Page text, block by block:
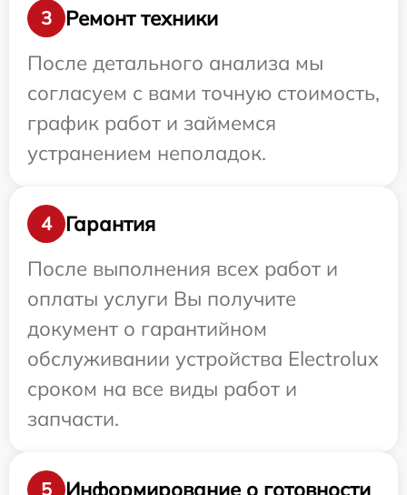
3
Ремонт техники
После детального анализа мы
согласуем с вами точную стоимость,
график работ и займемся
устранением неполадок.
4
Гарантия
После выполнения всех работ и
оплаты услуги Вы получите
документ о гарантийном
обслуживании устройства Electrolux
сроком на все виды работ и
запчасти.
5
Информирование о готовности